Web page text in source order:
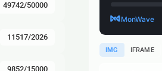
49742/50000
11517/2026
9852/15000
IMG IFRAME